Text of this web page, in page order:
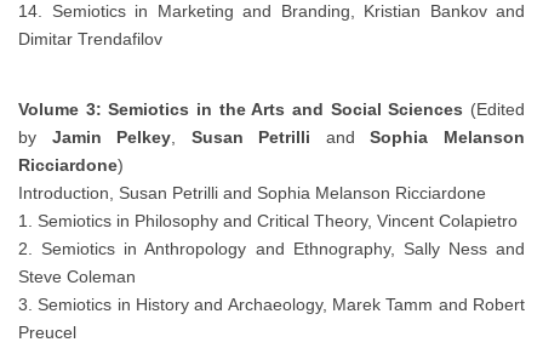
14. Semiotics in Marketing and Branding, Kristian Bankov and
Dimitar Trendafilov
Volume 3: Semiotics in the Arts and Social Sciences (Edited
by Jamin Pelkey Susan Petrilli andSophia Melanson
Ricciardone)
Introduction, Susan Petrilli and Sophia Melanson Ricciardone
1. Semiotics in Philosophy and Critical Theory, Vincent Colapietro
2. Semiotics in Anthropology and Ethnography, Sally Ness and
Steve Coleman
3. Semiotics in History and Archaeology, Marek Tamm and Robert
Preucel